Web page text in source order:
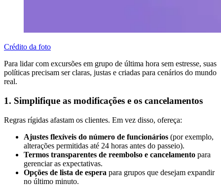
Crédito da foto
Para lidar com excursões em grupo de última hora sem estresse, suas
políticas precisam ser claras, justas e criadas para cenários do mundo
real.
1. Simplifique as modificações e os cancelamentos
Regras rígidas afastam os clientes. Em vez disso, ofereça:
Ajustes flexíveis do número de funcionários (por exemplo,
alterações permitidas até 24 horas antes do passeio).
Termos transparentes de reembolso e cancelamento para
gerenciar as expectativas.
Opções de lista de espera para grupos que desejam expandir
no último minuto.